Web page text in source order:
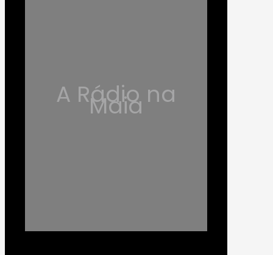
A Rádio na
Maia